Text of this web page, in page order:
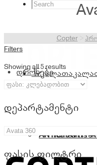
კალათა
Your cart is
დრონები
ANTIGRAVITY
Copter>
Filters
Showing all 5 results
დეპარტამენტი
ფასის ფილტრი